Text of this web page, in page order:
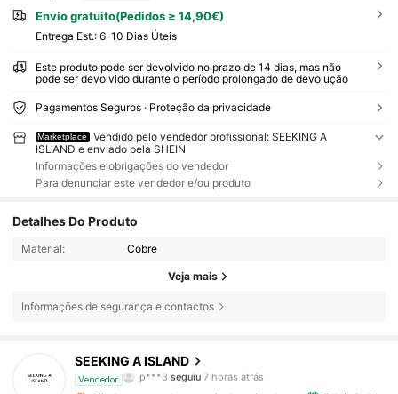
Envio gratuito(Pedidos ≥ 14,90€)
Entrega Est.: 6-10 Dias Úteis
Este produto pode ser devolvido no prazo de 14 dias, mas não
pode ser devolvido durante o período prolongado de devolução
Pagamentos Seguros · Proteção da privacidade
Marketplace
Vendido pelo vendedor profissional: SEEKING A
ISLAND e enviado pela SHEIN
Informações e obrigações do vendedor
Para denunciar este vendedor e/ou produto
Detalhes Do Produto
Material: Cobre
Veja mais
Informações de segurança e contactos
SEEKING A ISLAND
Vendedor
p***3seguiu
r***0está a navegar